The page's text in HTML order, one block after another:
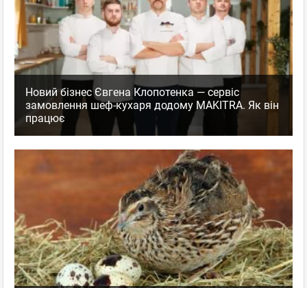
Новий бізнес Євгена Клопотенка — сервіс
замовлення шеф-кухаря додому MAKITRA. Як він
працює